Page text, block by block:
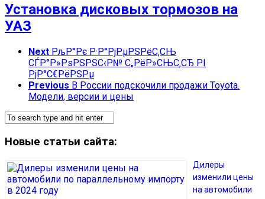
Установка дисковых тормозов на
УАЗ
Next РљР°Рє Р·Р°РјРµРЅРёС‚СЊ
СЃР°Р»РѕРЅРЅС‹Р№ С„РёР»СЊС‚СЂ РІ
РјР°С€РёРЅРµ
Previous В России подскочили продажи Toyota.
Модели, версии и цены
Новые статьи сайта:
Дилеры
изменили цены
на автомобили